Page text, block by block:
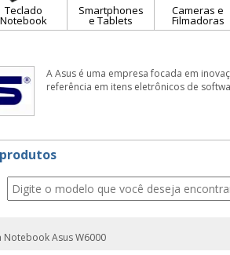
Teclado
Notebook
Smartphones
e Tablets
Cameras e
Filmadoras
A Asus é uma empresa focada em
referência em itens eletrônicos de
Asus W6000